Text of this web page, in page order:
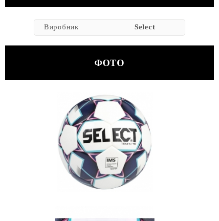
Виробник Select
ФОТО